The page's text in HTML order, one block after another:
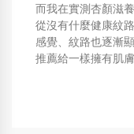
而我在實測杏顏滋
從沒有什麼健康紋
感覺、紋路也逐漸
推薦給一樣擁有肌